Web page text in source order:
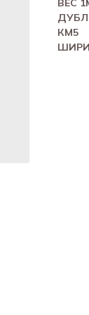
ВЕС
КМ5